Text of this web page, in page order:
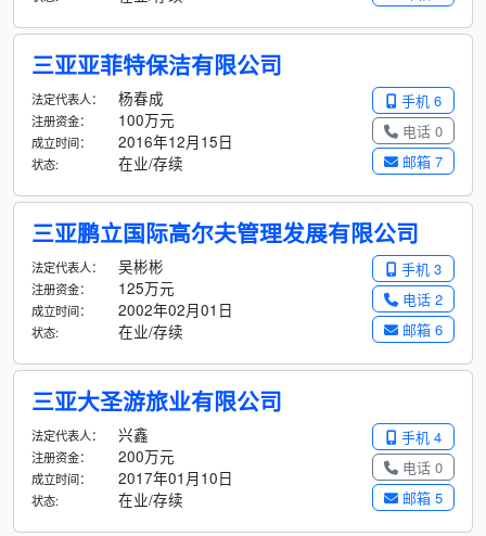
三亚亚菲特保洁有限公司
手机 6
电话 0
邮箱 7
法定代表人： 杨春成
注册资金： 100万元
成立时间： 2016年12月15日
状态: 在业/存续
三亚鹏立国际高尔夫管理发展有限公司
手机 3
电话 2
邮箱 6
法定代表人： 吴彬彬
注册资金： 125万元
成立时间： 2002年02月01日
状态: 在业/存续
三亚大圣游旅业有限公司
手机 4
电话 0
邮箱 5
法定代表人： 兴鑫
注册资金： 200万元
成立时间： 2017年01月10日
状态: 在业/存续